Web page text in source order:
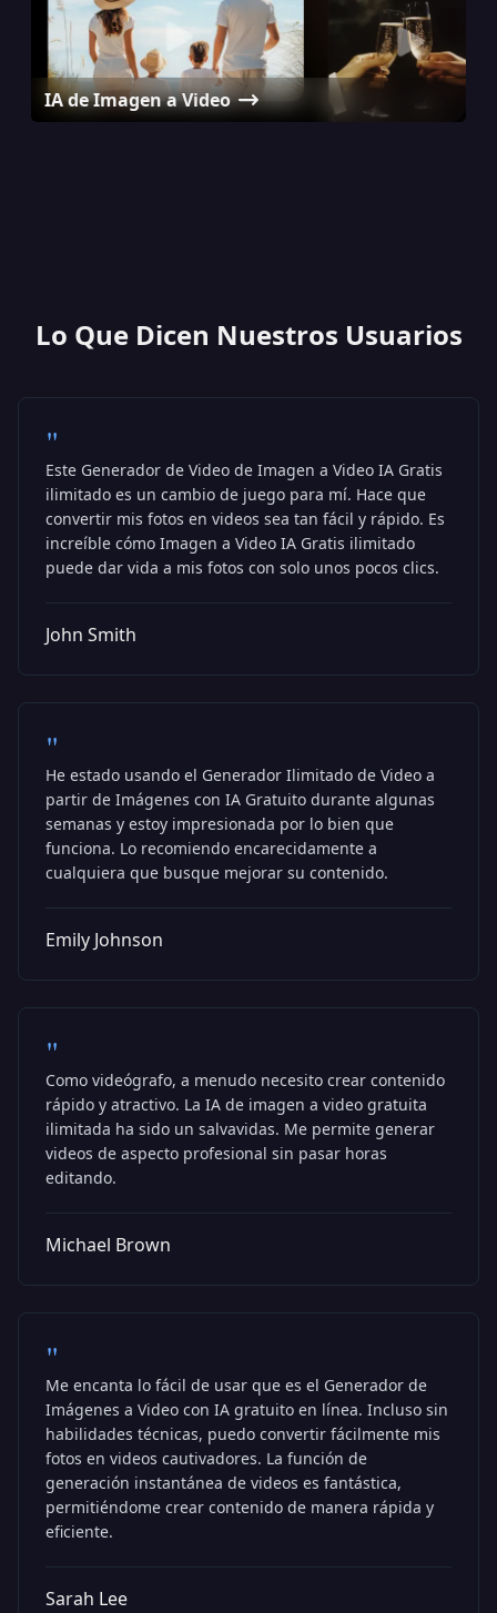
IA de Imagen a Video
Generador de Avatar con IA
Lo Que Dicen Nuestros Usuarios
"
Este Generador de Video de Imagen a Video IA Gratis
ilimitado es un cambio de juego para mí. Hace que
convertir mis fotos en videos sea tan fácil y rápido. Es
increíble cómo Imagen a Video IA Gratis ilimitado
puede dar vida a mis fotos con solo unos pocos clics.
John Smith
"
He estado usando el Generador Ilimitado de Video a
partir de Imágenes con IA Gratuito durante algunas
semanas y estoy impresionada por lo bien que
funciona. Lo recomiendo encarecidamente a
cualquiera que busque mejorar su contenido.
Emily Johnson
"
Como videógrafo, a menudo necesito crear contenido
rápido y atractivo. La IA de imagen a video gratuita
ilimitada ha sido un salvavidas. Me permite generar
videos de aspecto profesional sin pasar horas
editando.
Michael Brown
"
Me encanta lo fácil de usar que es el Generador de
Imágenes a Video con IA gratuito en línea. Incluso sin
habilidades técnicas, puedo convertir fácilmente mis
fotos en videos cautivadores. La función de
generación instantánea de videos es fantástica,
permitiéndome crear contenido de manera rápida y
eficiente.
Sarah Lee